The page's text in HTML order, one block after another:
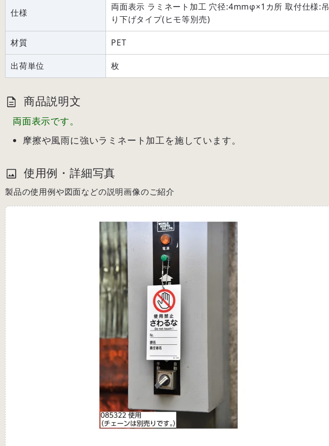
仕様
両面表示 ラミネート加工 穴径:4mmφ×1カ所 取付仕様:吊
り下げタイプ(ヒモ等別売)
材質 PET
出荷単位 枚
商品説明文
両面表示です。
摩擦や風雨に強いラミネート加工を施しています。
使用例・詳細写真
製品の使用例や図面などの説明画像のご紹介